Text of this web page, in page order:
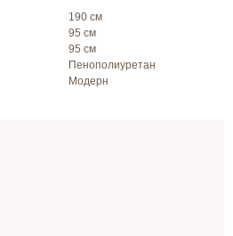
190 см
95 см
95 см
Пенополиуретан
Модерн